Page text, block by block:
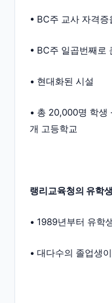
• BC주 교사 자격
• BC주 일곱번째로
• 현대화된 시설
• 총 20,000명 학
개 고등학교
랭리교육청의 유학
• 1989년부터 유학
• 대다수의 졸업생